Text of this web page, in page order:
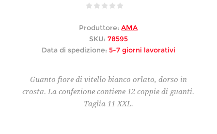
Produttore: AMA
SKU: 78595
Data di spedizione: 5-7 giorni lavorativi
Guanto fiore di vitello bianco orlato, dorso in
crosta. La confezione contiene 12 coppie di guanti.
Taglia 11 XXL.